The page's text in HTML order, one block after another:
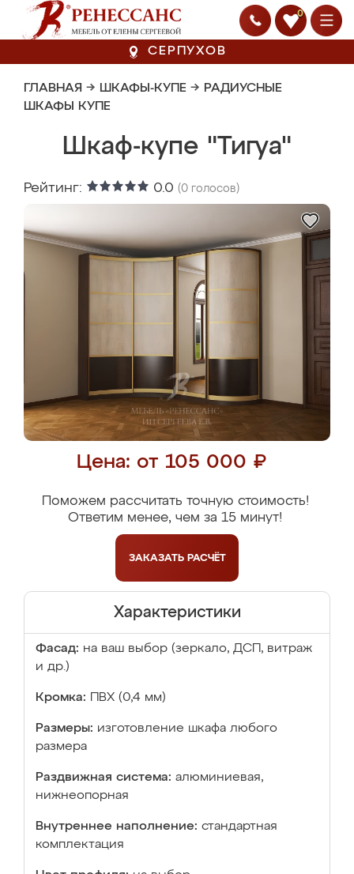
0
СЕРПУХОВ
ГЛАВНАЯ → ШКАФЫ-КУПЕ → РАДИУСНЫЕ
ШКАФЫ КУПЕ
Шкаф-купе "Тигуа"
Рейтинг: 0.0 (0 голосов)
Цена: от 105 000 ₽
Поможем рассчитать точную стоимость!
Ответим менее, чем за 15 минут!
ЗАКАЗАТЬ РАСЧЁТ
Характеристики
Фасад: на ваш выбор (зеркало, ДСП, витраж
и др.)
Кромка: ПВХ (0,4 мм)
Размеры: изготовление шкафа любого
размера
Раздвижная система: алюминиевая,
нижнеопорная
Внутреннее наполнение: стандартная
комплектация